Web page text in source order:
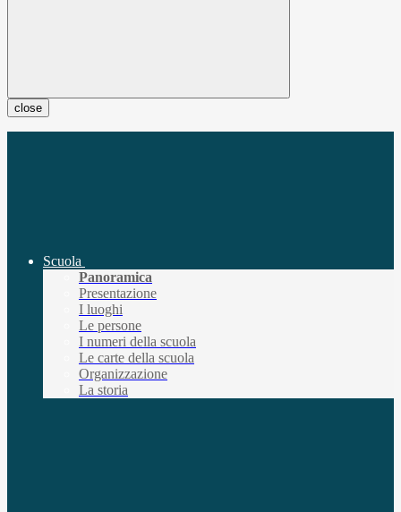
close
Scuola
Panoramica
Presentazione
I luoghi
Le persone
I numeri della scuola
Le carte della scuola
Organizzazione
La storia